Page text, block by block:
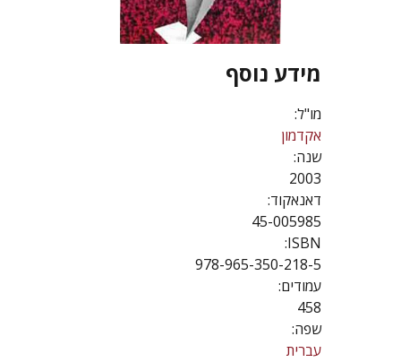
מידע נוסף
מו"ל:
אקדמון
שנה:
2003
דאנאקוד:
45-005985
ISBN:
978-965-350-218-5
עמודים:
458
שפה:
עברית